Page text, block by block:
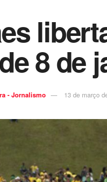
8 de
- Jornalismo 13 de março